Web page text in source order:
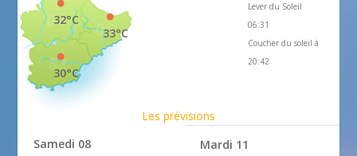
33°C
32°C
30°C
Lever du Soleil
06:31
Coucher du soleil à
20:42
Les prévisions
Samedi 08
Mardi 11